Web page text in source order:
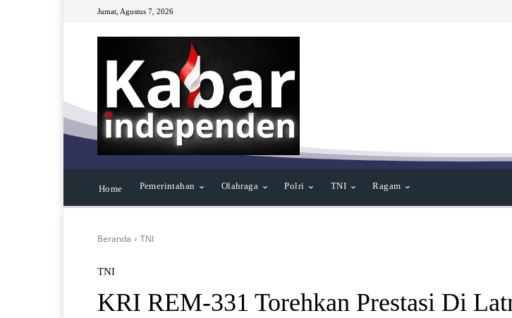
Jumat, Agustus 7, 2026
Home Pemerintahan Olahraga Polri TNI Ragam
Beranda TNI
TNI
KRI REM-331 Torehkan Prestasi Di